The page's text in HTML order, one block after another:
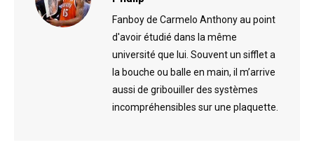
Fanboy de Carmelo Anthony au point
d'avoir étudié dans la même
université que lui. Souvent un sifflet a
la bouche ou balle en main, il m’arrive
aussi de gribouiller des systèmes
incompréhensibles sur une plaquette.